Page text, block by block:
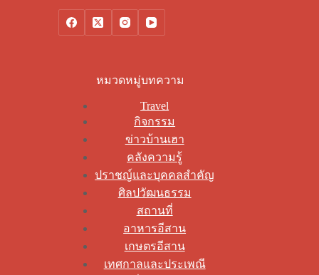
หมวดหมู่บทความ
Travel
กิจกรรม
ข่าวบ้านเฮา
คลังความรู้
ปราชญ์และบุคคลสำคัญ
ศิลปวัฒนธรรม
สถานที่
อาหารอีสาน
เกษตรอีสาน
เทศกาลและประเพณี